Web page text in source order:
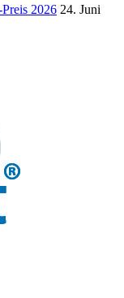
2026 24. Juni